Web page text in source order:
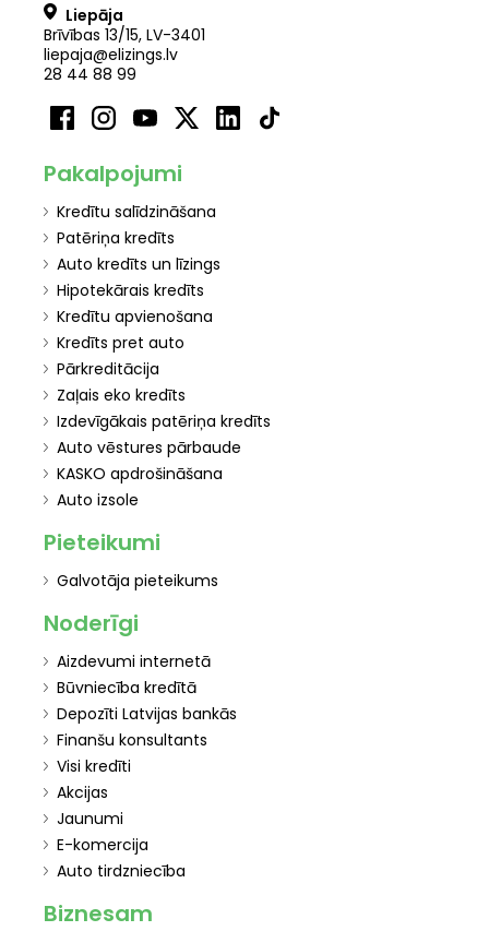
Liepāja
Brīvības 13/15, LV-3401
liepaja@elizings.lv
28 44 88 99
Pakalpojumi
Kredītu salīdzināšana
Patēriņa kredīts
Auto kredīts un līzings
Hipotekārais kredīts
Kredītu apvienošana
Kredīts pret auto
Pārkreditācija
Zaļais eko kredīts
Izdevīgākais patēriņa kredīts
Auto vēstures pārbaude
KASKO apdrošināšana
Auto izsole
Pieteikumi
Galvotāja pieteikums
Noderīgi
Aizdevumi internetā
Būvniecība kredītā
Depozīti Latvijas bankās
Finanšu konsultants
Visi kredīti
Akcijas
Jaunumi
E-komercija
Auto tirdzniecība
Biznesam